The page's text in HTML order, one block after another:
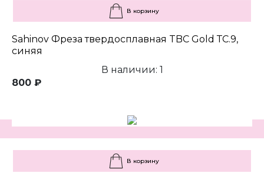
В корзину
Sahinov Фреза твердосплавная TBC Gold ТС.9,
синяя
В наличии: 1
800 ₽
В корзину